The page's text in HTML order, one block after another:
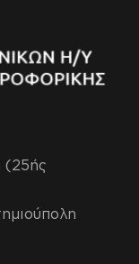
(25ής